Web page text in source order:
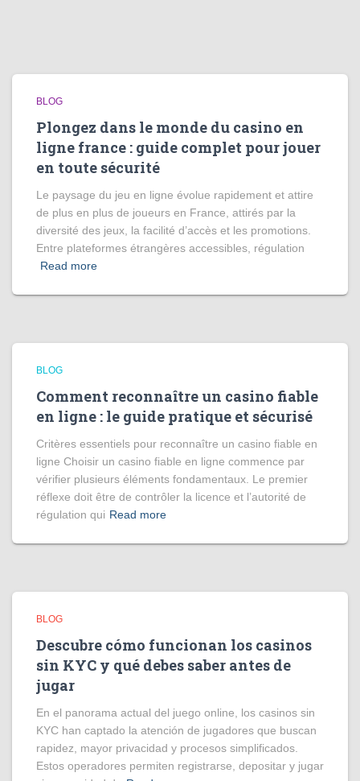
BLOG
Plongez dans le monde du casino en
ligne france : guide complet pour jouer
en toute sécurité
Le paysage du jeu en ligne évolue rapidement et attire
de plus en plus de joueurs en France, attirés par la
diversité des jeux, la facilité d’accès et les promotions.
Entre plateformes étrangères accessibles, régulation
Read more
BLOG
Comment reconnaître un casino fiable
en ligne : le guide pratique et sécurisé
Critères essentiels pour reconnaître un casino fiable en
ligne Choisir un casino fiable en ligne commence par
vérifier plusieurs éléments fondamentaux. Le premier
réflexe doit être de contrôler la licence et l’autorité de
régulation qui Read more
BLOG
Descubre cómo funcionan los casinos
sin KYC y qué debes saber antes de
jugar
En el panorama actual del juego online, los casinos sin
KYC han captado la atención de jugadores que buscan
rapidez, mayor privacidad y procesos simplificados.
Estos operadores permiten registrarse, depositar y jugar